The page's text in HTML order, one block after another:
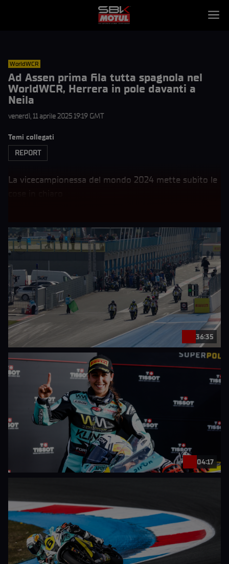
WorldWCR
Ad Assen prima fila tutta spagnola nel
WorldWCR, Herrera in pole davanti a
Neila
venerdì, 11 aprile 2025 19:19 GMT
Temi collegati
REPORT
La vicecampionessa del mondo 2024 mette subito le
36:35
04:17